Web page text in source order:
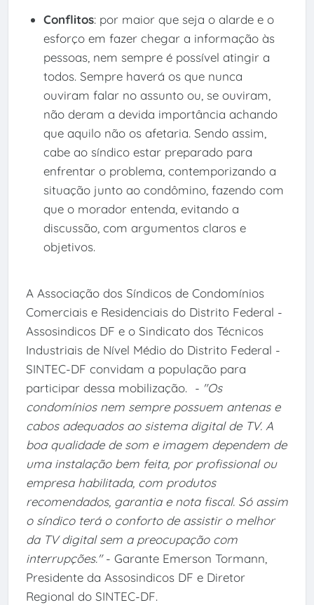
Conflitos: por maior que seja o alarde e o
esforço em fazer chegar a informação às
pessoas, nem sempre é possível atingir a
todos. Sempre haverá os que nunca
ouviram falar no assunto ou, se ouviram,
não deram a devida importância achando
que aquilo não os afetaria. Sendo assim,
cabe ao síndico estar preparado para
enfrentar o problema, contemporizando a
situação junto ao condômino, fazendo com
que o morador entenda, evitando a
discussão, com argumentos claros e
objetivos.
A Associação dos Síndicos de Condomínios
Comerciais e Residenciais do Distrito Federal -
Assosindicos DF e o Sindicato dos Técnicos
Industriais de Nível Médio do Distrito Federal -
SINTEC-DF convidam a população para
participar dessa mobilização. - "Os
condomínios nem sempre possuem antenas e
cabos adequados ao sistema digital de TV. A
boa qualidade de som e imagem dependem de
uma instalação bem feita, por profissional ou
empresa habilitada, com produtos
recomendados, garantia e nota fiscal. Só assim
o síndico terá o conforto de assistir o melhor
da TV digital sem a preocupação com
interrupções."- Garante Emerson Tormann,
Presidente da Assosindicos DF e Diretor
Regional do SINTEC-DF.